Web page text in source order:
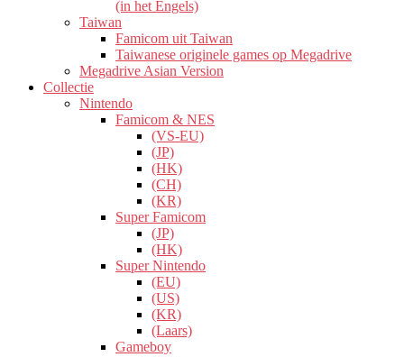
(in het Engels)
Taiwan
Famicom uit Taiwan
Taiwanese originele games op Megadrive
Megadrive Asian Version
Collectie
Nintendo
Famicom & NES
(VS-EU)
(JP)
(HK)
(CH)
(KR)
Super Famicom
(JP)
(HK)
Super Nintendo
(EU)
(US)
(KR)
(Laars)
Gameboy